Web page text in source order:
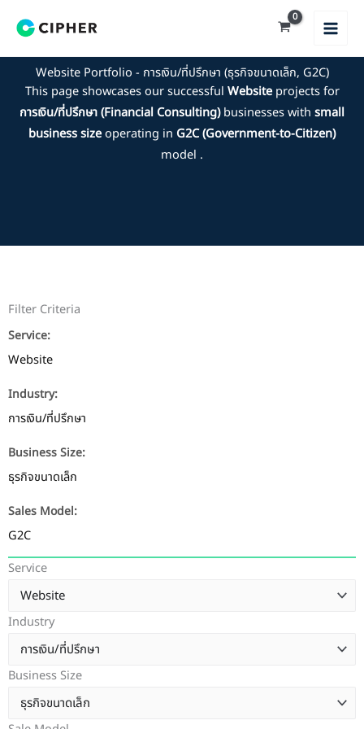
Website Portfolio - การเงิน/ที่ปรึกษา (ธุรกิจขนาดเล็ก, G2C)
This page showcases our successful Websiteprojects for
การเงิน/ที่ปรึกษา (Financial Consulting)businesses with small
business sizeoperating in G2C (Government-to-Citizen)
model .
Filter Criteria
Service:
Website
Industry:
การเงิน/ที่ปรึกษา
Business Size:
ธุรกิจขนาดเล็ก
Sales Model:
G2C
Service
Industry
Business Size